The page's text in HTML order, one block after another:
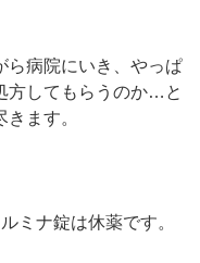
ら病院にいき、やっぱ
方してもらうのか…と
ます。
ミナ錠は休薬です。